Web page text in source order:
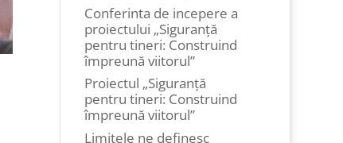
Conferinta de incepere a
proiectului „Siguranță
pentru tineri: Construind
împreună viitorul”
Proiectul „Siguranță
pentru tineri: Construind
împreună viitorul”
Limitele ne definesc